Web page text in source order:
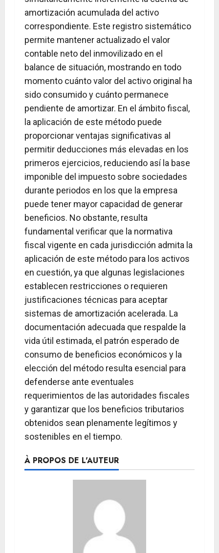
amortización acumulada del activo
correspondiente. Este registro sistemático
permite mantener actualizado el valor
contable neto del inmovilizado en el
balance de situación, mostrando en todo
momento cuánto valor del activo original ha
sido consumido y cuánto permanece
pendiente de amortizar. En el ámbito fiscal,
la aplicación de este método puede
proporcionar ventajas significativas al
permitir deducciones más elevadas en los
primeros ejercicios, reduciendo así la base
imponible del impuesto sobre sociedades
durante periodos en los que la empresa
puede tener mayor capacidad de generar
beneficios. No obstante, resulta
fundamental verificar que la normativa
fiscal vigente en cada jurisdicción admita la
aplicación de este método para los activos
en cuestión, ya que algunas legislaciones
establecen restricciones o requieren
justificaciones técnicas para aceptar
sistemas de amortización acelerada. La
documentación adecuada que respalde la
vida útil estimada, el patrón esperado de
consumo de beneficios económicos y la
elección del método resulta esencial para
defenderse ante eventuales
requerimientos de las autoridades fiscales
y garantizar que los beneficios tributarios
obtenidos sean plenamente legítimos y
sostenibles en el tiempo.
À PROPOS DE L'AUTEUR